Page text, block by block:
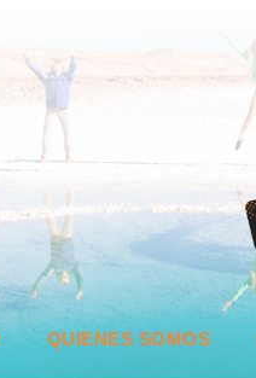
QUIENES SOMOS